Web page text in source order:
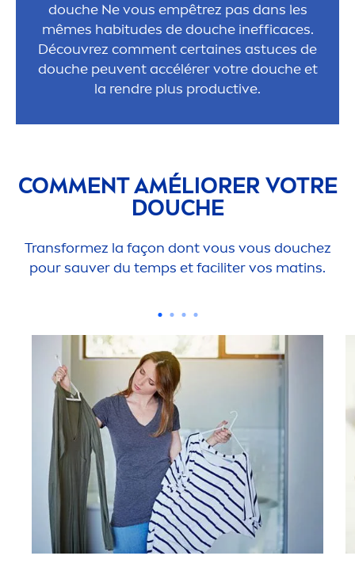
douche Ne vous empêtrez pas dans les
mêmes habitudes de douche inefficaces.
Découvrez comment certaines astuces de
douche peuvent accélérer votre douche et
la rendre plus productive.
COMMENT AMÉLIORER VOTRE
DOUCHE
Transformez la façon dont vous vous douchez
pour sauver du temps et faciliter vos matins.